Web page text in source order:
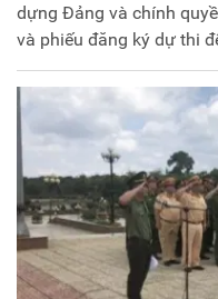
dựng Đảng và chính
và phiếu đăng ký dự thi